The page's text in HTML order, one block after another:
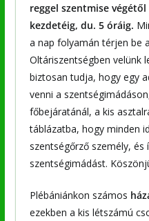
reggel szentmise
kezdetéig, du. 5 óráig.
a nap folyamán térjen be
Oltáriszentségben velünk
biztosan tudja, hogy egy
venni a
főbejáratánál, a kis
táblázatba, hogy minden
szentségőrző személy,
szentségimádást.
Plébániánkon számos
ezekben a kis létszámú